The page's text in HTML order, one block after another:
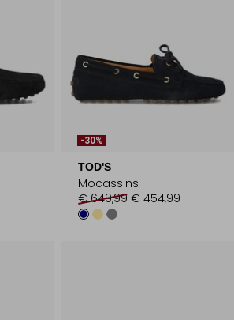
-30%
TOD'S
Mocassins
€ 649,99 € 454,99